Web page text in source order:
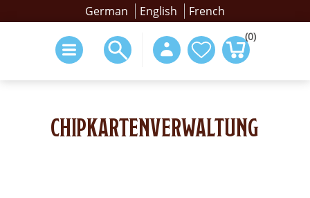
German English French
(0)
CHIPKARTENVERWALTUNG